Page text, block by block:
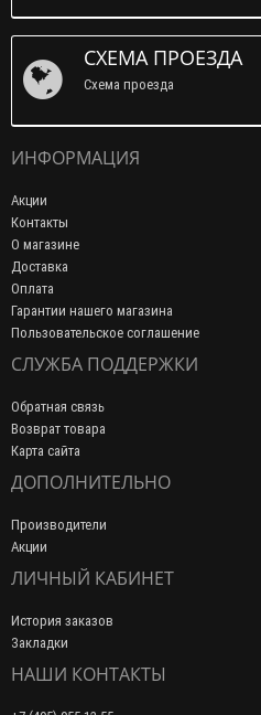
СХЕМА ПРОЕЗДА
Схема проезда
ИНФОРМАЦИЯ
Акции
Контакты
О магазине
Доставка
Оплата
Гарантии нашего магазина
Пользовательское соглашение
СЛУЖБА ПОДДЕРЖКИ
Обратная связь
Возврат товара
Карта сайта
ДОПОЛНИТЕЛЬНО
Производители
Акции
ЛИЧНЫЙ КАБИНЕТ
История заказов
Закладки
НАШИ КОНТАКТЫ